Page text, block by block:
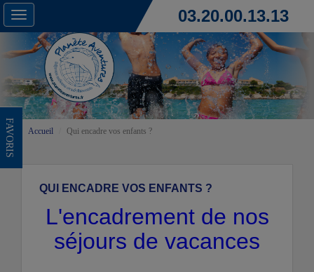
Toggle
navigation
03.20.00.13.13
FAVORIS Accueil Qui encadre vos enfants ?
QUI ENCADRE VOS ENFANTS ?
L'encadrement de nos
séjours de vacances